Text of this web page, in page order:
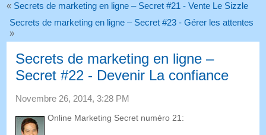
« Secrets de marketing en ligne – Secret #21 - Vente Le Sizzle
Secrets de marketing en ligne – Secret #23 - Gérer les attentes
»
Secrets de marketing en ligne –
Secret #22 - Devenir La confiance
Novembre 26, 2014, 3:28 PM
Online Marketing Secret numéro 21: